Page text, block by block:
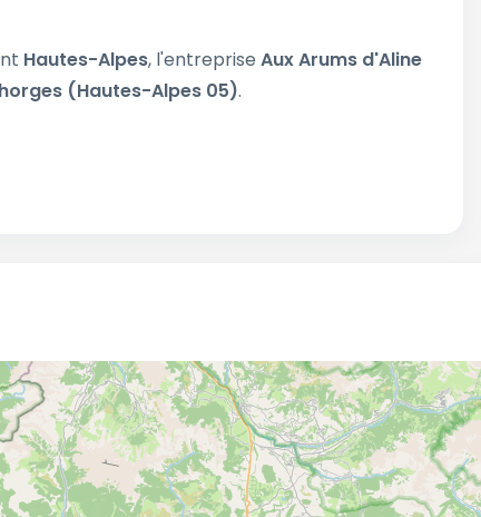
Hautes-Alpes, l'entreprise Aux Arums d'Aline
(Hautes-Alpes 05).